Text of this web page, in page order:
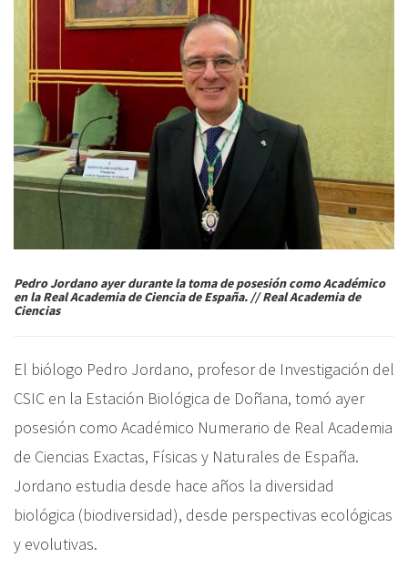
Pedro Jordano ayer durante la toma de posesión como Académico
en la Real Academia de Ciencia de España. // Real Academia de
Ciencias
El biólogo Pedro Jordano, profesor de Investigación del
CSIC en la Estación Biológica de Doñana, tomó ayer
posesión como Académico Numerario de Real Academia
de Ciencias Exactas, Físicas y Naturales de España.
Jordano estudia desde hace años la diversidad
biológica (biodiversidad), desde perspectivas ecológicas
y evolutivas.